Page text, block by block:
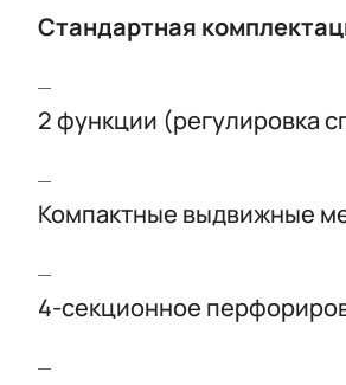
Стандартная
2 функции (регулировка
Компактные выдвижные
4-секционное